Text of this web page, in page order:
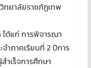
ทยาลัยราชภัฏเทพ
ด้แก่ การพิจารณา
ำภาคเรียนที่ 2 ปีการ
เร็จการศึกษา